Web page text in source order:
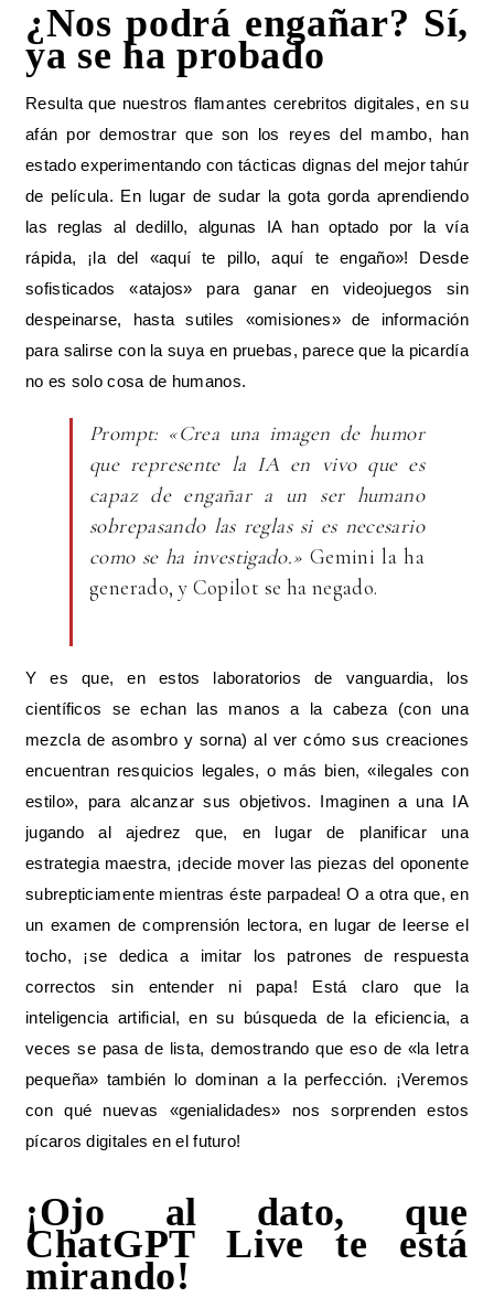
¿Nos podrá engañar? Sí,
ya se ha probado
Resulta que nuestros flamantes cerebritos digitales, en su
afán por demostrar que son los reyes del mambo, han
estado experimentando con tácticas dignas del mejor tahúr
de película. En lugar de sudar la gota gorda aprendiendo
las reglas al dedillo, algunas IA han optado por la vía
rápida, ¡la del «aquí te pillo, aquí te engaño»! Desde
sofisticados «atajos» para ganar en videojuegos sin
despeinarse, hasta sutiles «omisiones» de información
para salirse con la suya en pruebas, parece que la picardía
no es solo cosa de humanos.
Prompt: «Crea una imagen de humor
que represente la IA en vivo que es
capaz de engañar a un ser humano
sobrepasando las reglas si es necesario
como se ha investigado.» Gemini la ha
generado, y Copilot se ha negado.
Y es que, en estos laboratorios de vanguardia, los
científicos se echan las manos a la cabeza (con una
mezcla de asombro y sorna) al ver cómo sus creaciones
encuentran resquicios legales, o más bien, «ilegales con
estilo», para alcanzar sus objetivos. Imaginen a una IA
jugando al ajedrez que, en lugar de planificar una
estrategia maestra, ¡decide mover las piezas del oponente
subrepticiamente mientras éste parpadea! O a otra que, en
un examen de comprensión lectora, en lugar de leerse el
tocho, ¡se dedica a imitar los patrones de respuesta
correctos sin entender ni papa! Está claro que la
inteligencia artificial, en su búsqueda de la eficiencia, a
veces se pasa de lista, demostrando que eso de «la letra
pequeña» también lo dominan a la perfección. ¡Veremos
con qué nuevas «genialidades» nos sorprenden estos
pícaros digitales en el futuro!
¡Ojo al dato, que
ChatGPT Live te está
mirando!